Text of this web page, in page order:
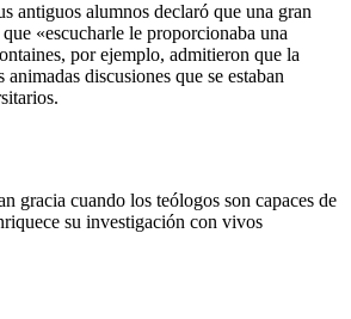
antiguos alumnos declaró que una gran
«escucharle le proporcionaba una
por ejemplo, admitieron que la
discusiones que se estaban
gracia cuando los teólogos son capaces de
su investigación con vivos